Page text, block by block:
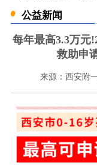
光影纪实
健康科普
联系我们
公益新闻
每年最高3.3万元
救助申
来源：西安附